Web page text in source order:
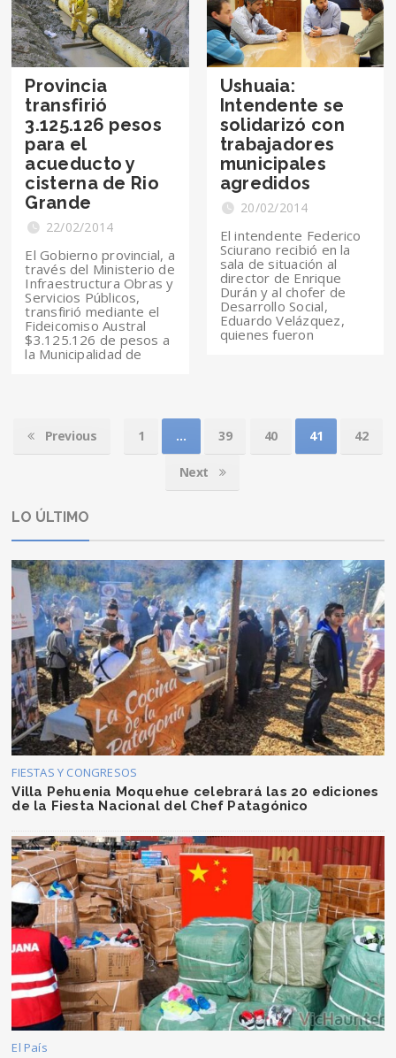
Provincia
transfirió
3.125.126 pesos
para el
acueducto y
cisterna de Rio
Grande
22/02/2014
El Gobierno provincial, a
través del Ministerio de
Infraestructura Obras y
Servicios Públicos,
transfirió mediante el
Fideicomiso Austral
$3.125.126 de pesos a
la Municipalidad de
Ushuaia:
Intendente se
solidarizó con
trabajadores
municipales
agredidos
20/02/2014
El intendente Federico
Sciurano recibió en la
sala de situación al
director de Enrique
Durán y al chofer de
Desarrollo Social,
Eduardo Velázquez,
quienes fueron
Previous 1 … 39 40 41 42
Next
LO ÚLTIMO
FIESTAS Y CONGRESOS
Villa Pehuenia Moquehue celebrará las 20 ediciones
de la Fiesta Nacional del Chef Patagónico
El País